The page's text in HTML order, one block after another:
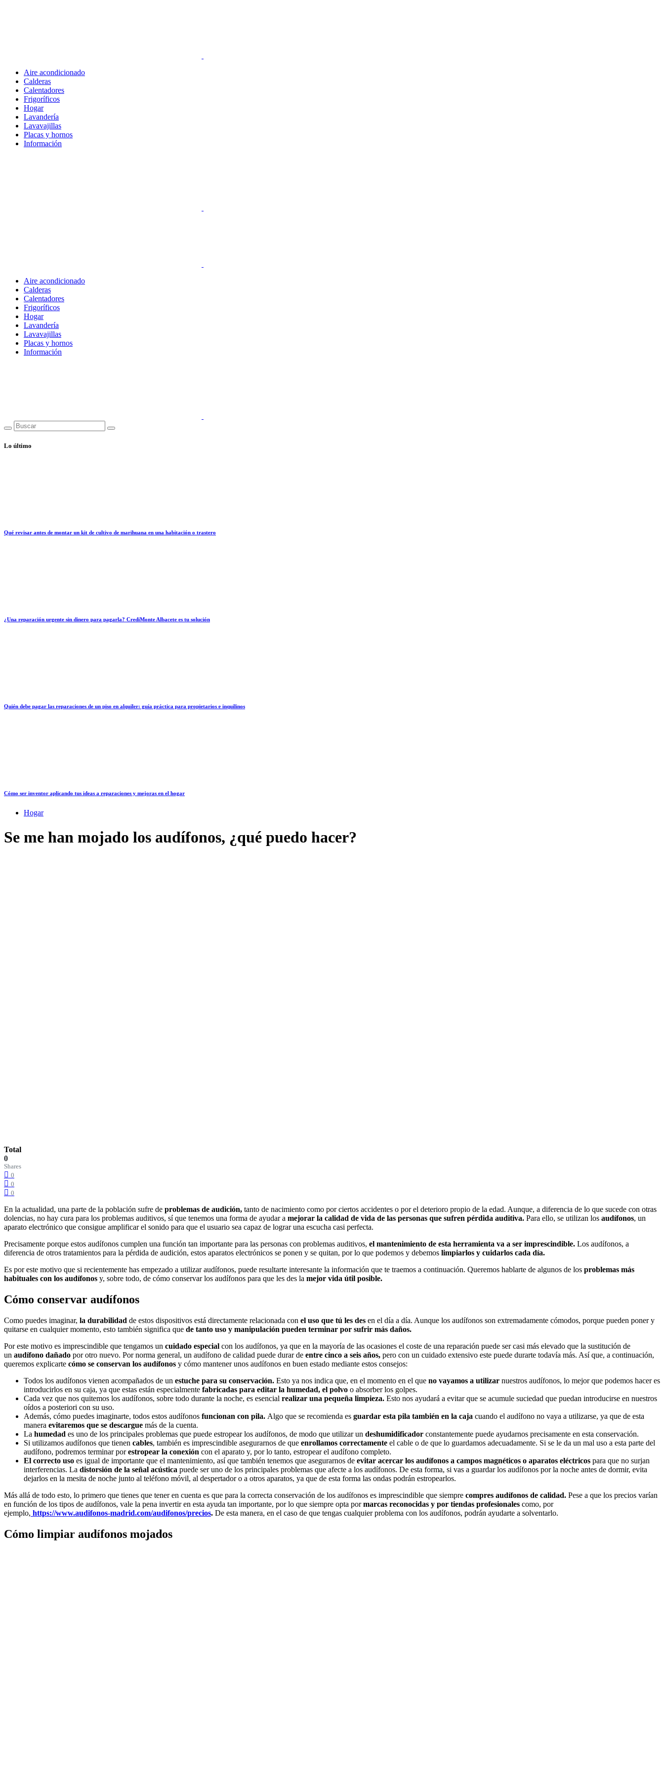
Aire acondicionado
Calderas
Calentadores
Frigoríficos
Hogar
Lavandería
Lavavajillas
Placas y hornos
Información
Aire acondicionado
Calderas
Calentadores
Frigoríficos
Hogar
Lavandería
Lavavajillas
Placas y hornos
Información
Lo último
Qué revisar antes de montar un kit de cultivo de marihuana en una habitación o trastero
¿Una reparación urgente sin dinero para pagarla? CrediMonte Albacete es tu solución
Quién debe pagar las reparaciones de un piso en alquiler: guía práctica para propietarios e inquilinos
Cómo ser inventor aplicando tus ideas a reparaciones y mejoras en el hogar
Hogar
Se me han mojado los audífonos, ¿qué puedo hacer?
Total
0
Shares
0
0
0
En la actualidad, una parte de la población sufre de problemas de audición, tanto de nacimiento como por ciertos accidentes o por el deterioro propio de la edad. Aunque, a diferencia de lo que sucede con otras
dolencias, no hay cura para los problemas auditivos, sí que tenemos una forma de ayudar a mejorar la calidad de vida de las personas que sufren pérdida auditiva. Para ello, se utilizan los audífonos, un
aparato electrónico que consigue amplificar el sonido para que el usuario sea capaz de lograr una escucha casi perfecta.
Precisamente porque estos audífonos cumplen una función tan importante para las personas con problemas auditivos, el mantenimiento de esta herramienta va a ser imprescindible. Los audífonos, a
diferencia de otros tratamientos para la pérdida de audición, estos aparatos electrónicos se ponen y se quitan, por lo que podemos y debemos limpiarlos y cuidarlos cada día.
Es por este motivo que si recientemente has empezado a utilizar audífonos, puede resultarte interesante la información que te traemos a continuación. Queremos hablarte de algunos de los problemas más
habituales con los audífonos y, sobre todo, de cómo conservar los audífonos para que les des la mejor vida útil posible.
Cómo conservar audífonos
Como puedes imaginar, la durabilidad de estos dispositivos está directamente relacionada con el uso que tú les des en el día a día. Aunque los audífonos son extremadamente cómodos, porque pueden poner y
quitarse en cualquier momento, esto también significa que de tanto uso y manipulación pueden terminar por sufrir más daños.
Por este motivo es imprescindible que tengamos un cuidado especial con los audífonos, ya que en la mayoría de las ocasiones el coste de una reparación puede ser casi más elevado que la sustitución de
un audífono dañado por otro nuevo. Por norma general, un audífono de calidad puede durar de entre cinco a seis años, pero con un cuidado extensivo este puede durarte todavía más. Así que, a continuación,
queremos explicarte cómo se conservan los audífonos y cómo mantener unos audífonos en buen estado mediante estos consejos:
Todos los audífonos vienen acompañados de un estuche para su conservación. Esto ya nos indica que, en el momento en el que no vayamos a utilizar nuestros audífonos, lo mejor que podemos hacer es
introducirlos en su caja, ya que estas están especialmente fabricadas para editar la humedad, el polvo o absorber los golpes.
Cada vez que nos quitemos los audífonos, sobre todo durante la noche, es esencial realizar una pequeña limpieza. Esto nos ayudará a evitar que se acumule suciedad que puedan introducirse en nuestros
oídos a posteriori con su uso.
Además, cómo puedes imaginarte, todos estos audífonos funcionan con pila. Algo que se recomienda es guardar esta pila también en la caja cuando el audífono no vaya a utilizarse, ya que de esta
manera evitaremos que se descargue más de la cuenta.
La humedad es uno de los principales problemas que puede estropear los audífonos, de modo que utilizar un deshumidificador constantemente puede ayudarnos precisamente en esta conservación.
Si utilizamos audífonos que tienen cables, también es imprescindible asegurarnos de que enrollamos correctamente el cable o de que lo guardamos adecuadamente. Si se le da un mal uso a esta parte del
audífono, podremos terminar porestropear la conexión con el aparato y, por lo tanto, estropear el audífono completo.
El correcto uso es igual de importante que el mantenimiento, así que también tenemos que asegurarnos de evitar acercar los audífonos a campos magnéticos o aparatos eléctricos para que no surjan
interferencias. La distorsión de la señal acústica puede ser uno de los principales problemas que afecte a los audífonos. De esta forma, si vas a guardar los audífonos por la noche antes de dormir, evita
dejarlos en la mesita de noche junto al teléfono móvil, al despertador o a otros aparatos, ya que de esta forma las ondas podrán estropearlos.
Más allá de todo esto, lo primero que tienes que tener en cuenta es que para la correcta conservación de los audífonos es imprescindible que siempre compres audífonos de calidad. Pese a que los precios varían
en función de los tipos de audífonos, vale la pena invertir en esta ayuda tan importante, por lo que siempre opta pormarcas reconocidas y por tiendas profesionales como, por
ejemplo, https://www.audifonos-madrid.com/audifonos/precios. De esta manera, en el caso de que tengas cualquier problema con los audífonos, podrán ayudarte a solventarlo.
Cómo limpiar audífonos mojados